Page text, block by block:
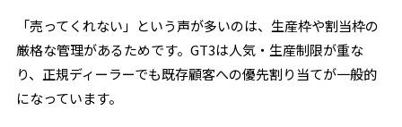
「売ってくれない」という声が多いのは、生産枠や割当枠の
厳格な管理があるためです。GT3は人気・生産制限が重な
り、正規ディーラーでも既存顧客への優先割り当てが一般的
になっています。